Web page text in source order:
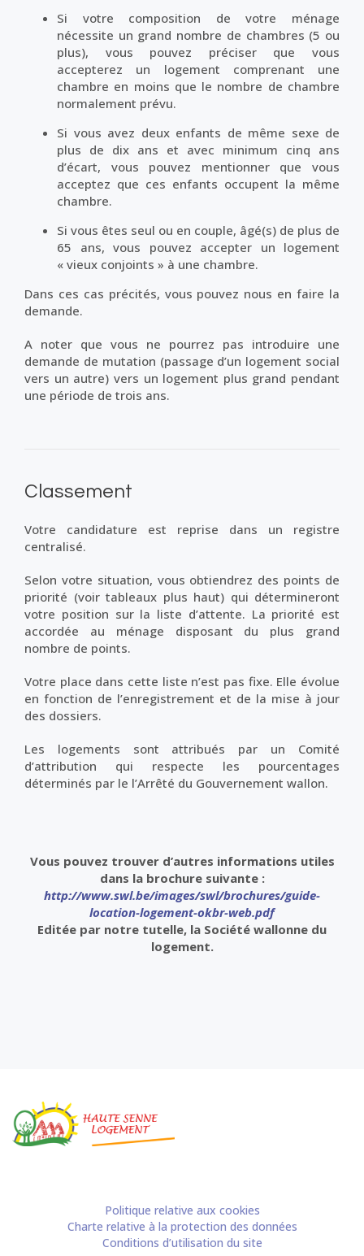
Si votre composition de votre ménage
nécessite un grand nombre de chambres (5 ou
plus), vous pouvez préciser que vous
accepterez un logement comprenant une
chambre en moins que le nombre de chambre
normalement prévu.
Si vous avez deux enfants de même sexe de
plus de dix ans et avec minimum cinq ans
d’écart, vous pouvez mentionner que vous
acceptez que ces enfants occupent la même
chambre.
Si vous êtes seul ou en couple, âgé(s) de plus de
65 ans, vous pouvez accepter un logement
« vieux conjoints » à une chambre.
Dans ces cas précités, vous pouvez nous en faire la
demande.
A noter que vous ne pourrez pas introduire une
demande de mutation (passage d’un logement social
vers un autre) vers un logement plus grand pendant
une période de trois ans.
Classement
Votre candidature est reprise dans un registre
centralisé.
Selon votre situation, vous obtiendrez des points de
priorité (voir tableaux plus haut) qui détermineront
votre position sur la liste d’attente. La priorité est
accordée au ménage disposant du plus grand
nombre de points.
Votre place dans cette liste n’est pas fixe. Elle évolue
en fonction de l’enregistrement et de la mise à jour
des dossiers.
Les logements sont attribués par un Comité
d’attribution qui respecte les pourcentages
déterminés par le l’Arrêté du Gouvernement wallon.
Vous pouvez trouver d’autres informations utiles
dans la brochure suivante :
http://www.swl.be/images/swl/brochures/guide-
location-logement-okbr-web.pdf
Editée par notre tutelle, la Société wallonne du
logement.
Politique relative aux cookies
Charte relative à la protection des données
Conditions d’utilisation du site